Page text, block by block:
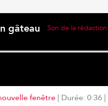
Son de la rédaction
gâteau
fenêtre | Durée: 0:36 |